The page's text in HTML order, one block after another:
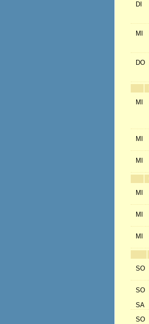
DI
MI
DO
MI
MI
MI
MI
MI
MI
SO
SO
SA
SO